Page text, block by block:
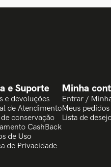
e Suporte
e devoluções
de Atendimento
conservação
CashBack
de Uso
de Privacidade
Minha
Entrar /
Meus pedidos
Lista de